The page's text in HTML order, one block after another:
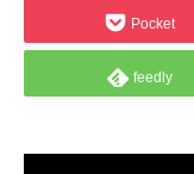
Pocket
feedly